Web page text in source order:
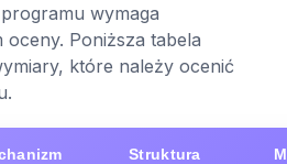
wymaga
Poniższa tabela
które należy ocenić
Struktura